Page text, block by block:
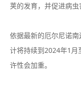
荚的发育，并促进病虫
依据最新的厄尔尼诺
计将持续到2024年1月
许性会加重。